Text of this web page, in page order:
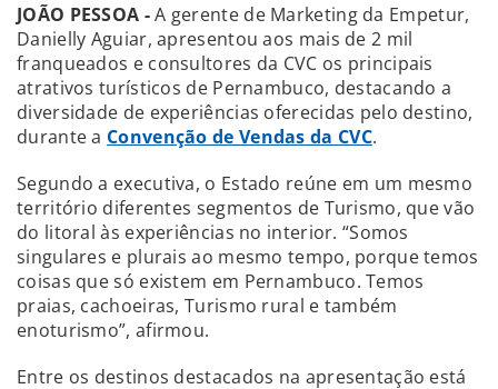
JOÃO PESSOA -A gerente de Marketing da Empetur,
Danielly Aguiar, apresentou aos mais de 2 mil
franqueados e consultores da CVC os principais
atrativos turísticos de Pernambuco, destacando a
diversidade de experiências oferecidas pelo destino,
durante a Convenção de Vendas da CVC.
Segundo a executiva, o Estado reúne em um mesmo
território diferentes segmentos de Turismo, que vão
do litoral às experiências no interior. “Somos
singulares e plurais ao mesmo tempo, porque temos
coisas que só existem em Pernambuco. Temos
praias, cachoeiras, Turismo rural e também
enoturismo”, afirmou.
Entre os destinos destacados na apresentação está